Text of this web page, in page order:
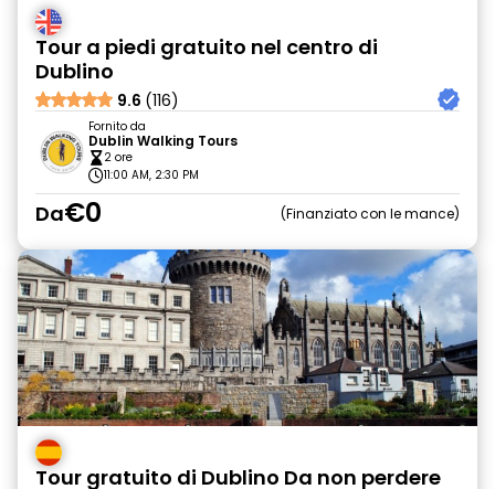
Tour a piedi gratuito nel centro di
Dublino
9.6 (116)
Fornito da
Dublin Walking Tours
2 ore
11:00 AM, 2:30 PM
Da€0 Finanziato con le mance
Tour gratuito di Dublino Da non perdere